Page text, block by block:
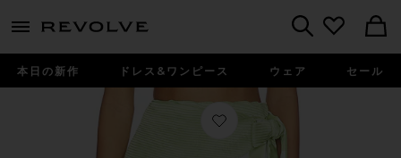
menu - shows more content
本日の新作 ドレス&ワンピース ウェア セール
お気に入り PUSHPANJALI スカート